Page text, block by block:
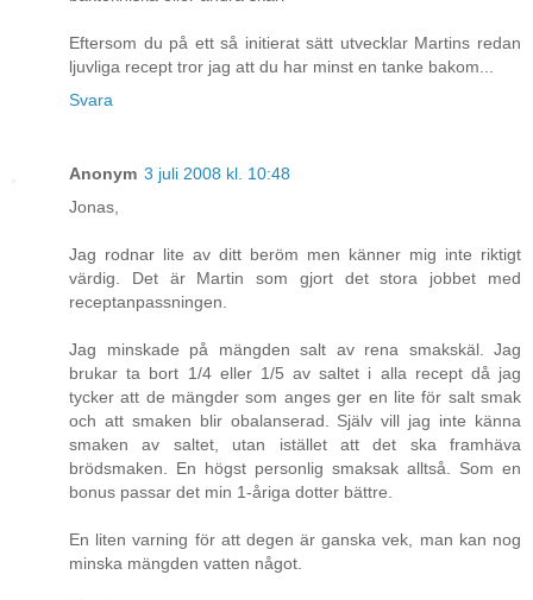
Eftersom du på ett så initierat sätt utvecklar Martins redan
ljuvliga recept tror jag att du har minst en tanke bakom...
Svara
Anonym 3 juli 2008 kl. 10:48
Jonas,
Jag rodnar lite av ditt beröm men känner mig inte riktigt
värdig. Det är Martin som gjort det stora jobbet med
receptanpassningen.
Jag minskade på mängden salt av rena smakskäl. Jag
brukar ta bort 1/4 eller 1/5 av saltet i alla recept då jag
tycker att de mängder som anges ger en lite för salt smak
och att smaken blir obalanserad. Själv vill jag inte känna
smaken av saltet, utan istället att det ska framhäva
brödsmaken. En högst personlig smaksak alltså. Som en
bonus passar det min 1-åriga dotter bättre.
En liten varning för att degen är ganska vek, man kan nog
minska mängden vatten något.